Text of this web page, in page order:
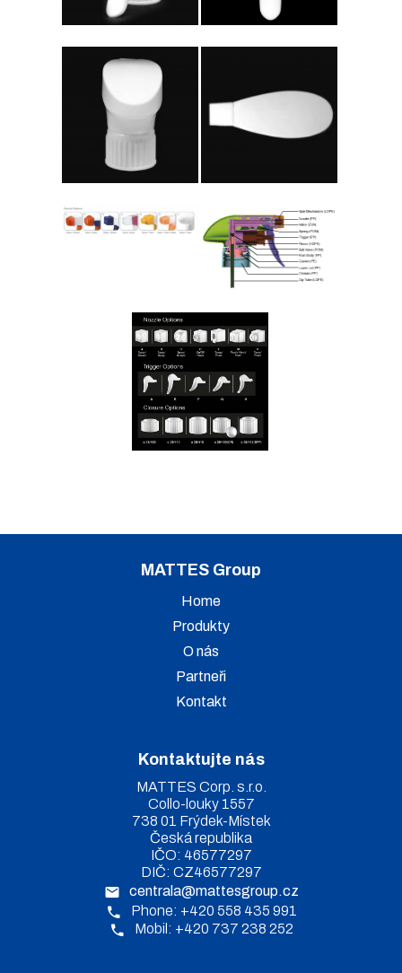
MATTES Group
Home
Produkty
O nás
Partneři
Kontakt
Kontaktujte nás
MATTES Corp. s.r.o.
Collo-louky 1557
738 01 Frýdek-Místek
Česká republika
IČO: 46577297
DIČ: CZ46577297
centrala@mattesgroup.cz
Phone: +420 558 435 991
Mobil: +420 737 238 252